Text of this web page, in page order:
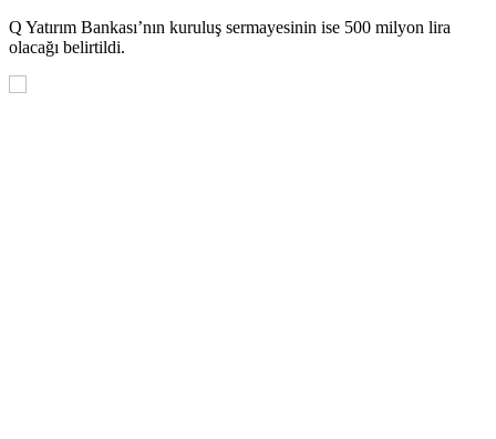
Q Yatırım Bankası’nın kuruluş sermayesinin ise 500 milyon lira
olacağı belirtildi.